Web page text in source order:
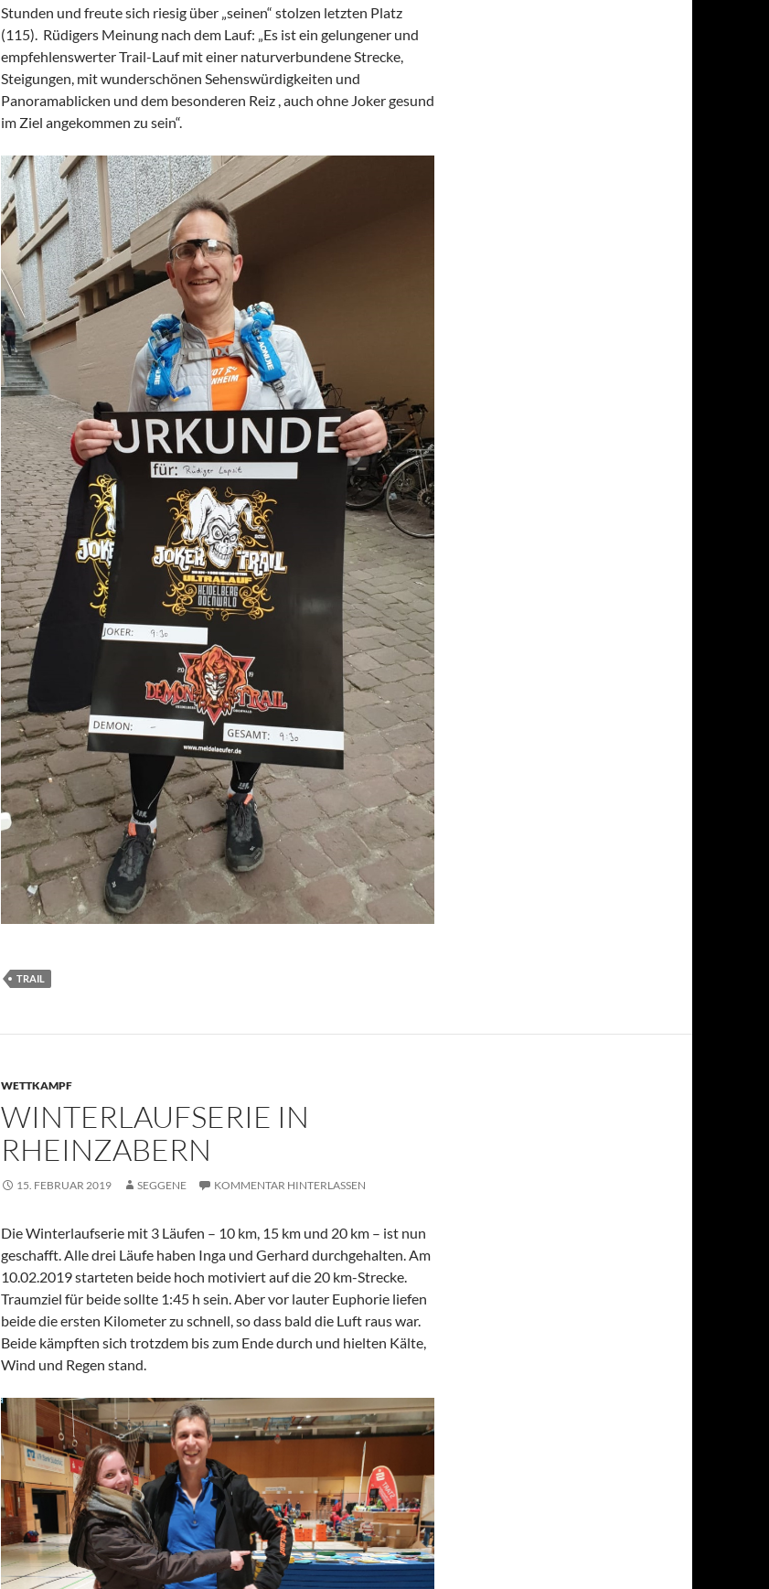
Stunden und freute sich riesig über „seinen“ stolzen letzten Platz
(115). Rüdigers Meinung nach dem Lauf: „Es ist ein gelungener und
empfehlenswerter Trail-Lauf mit einer naturverbundene Strecke,
Steigungen, mit wunderschönen Sehenswürdigkeiten und
Panoramablicken und dem besonderen Reiz , auch ohne Joker gesund
im Ziel angekommen zu sein“.
TRAIL
WETTKAMPF
WINTERLAUFSERIE IN
RHEINZABERN
15. FEBRUAR 2019 SEGGENE KOMMENTAR HINTERLASSEN
Die Winterlaufserie mit 3 Läufen – 10 km, 15 km und 20 km – ist nun
geschafft. Alle drei Läufe haben Inga und Gerhard durchgehalten. Am
10.02.2019 starteten beide hoch motiviert auf die 20 km-Strecke.
Traumziel für beide sollte 1:45 h sein. Aber vor lauter Euphorie liefen
beide die ersten Kilometer zu schnell, so dass bald die Luft raus war.
Beide kämpften sich trotzdem bis zum Ende durch und hielten Kälte,
Wind und Regen stand.